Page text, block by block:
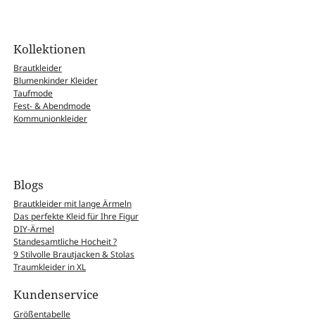
Kollektionen
Brautkleider
Blumenkinder Kleider
Taufmode
Fest- & Abendmode
Kommunionkleider
Blogs
Brautkleider mit lange Ärmeln
Das perfekte Kleid für Ihre Figur
DIY-Ärmel
Standesamtliche Hocheit ?
9 Stilvolle Brautjacken & Stolas
Traumkleider in XL
Kundenservice
Größentabelle